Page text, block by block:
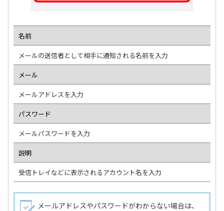
名前
メールの送信者として相手に通知される名前を入力
メール
メールアドレスを入力
パスワード
メールパスワードを入力
説明
受信トレイなどに表示されるアカウント名を入力
メールアドレスやパスワードがわからない場合は、